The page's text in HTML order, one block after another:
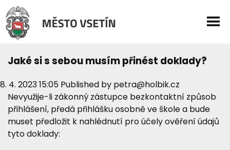
Jaké si s sebou musím přinést doklady?
8. 4. 2023 15:05 Published by petra@holbik.cz
Nevyužije-li zákonný zástupce bezkontaktní způsob
přihlášení, předá přihlášku osobně ve škole a bude
muset předložit k nahlédnutí pro účely ověření údajů
tyto doklady: